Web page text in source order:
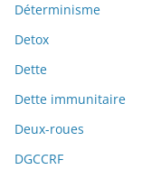
Déterminisme
Detox
Dette
Dette immunitaire
Deux-roues
DGCCRF